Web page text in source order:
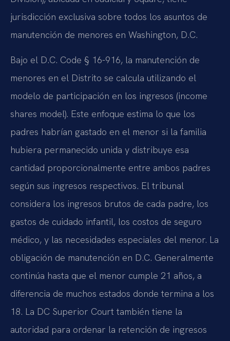
jurisdicción exclusiva sobre todos los asuntos de
manutención de menores en Washington, D.C.
Bajo el D.C. Code § 16-916, la manutención de
menores en el Distrito se calcula utilizando el
modelo de participación en los ingresos (income
shares model). Este enfoque estima lo que los
padres habrían gastado en el menor si la familia
hubiera permanecido unida y distribuye esa
cantidad proporcionalmente entre ambos padres
según sus ingresos respectivos. El tribunal
considera los ingresos brutos de cada padre, los
gastos de cuidado infantil, los costos de seguro
médico, y las necesidades especiales del menor. La
obligación de manutención en D.C. Generalmente
continúa hasta que el menor cumple 21 años, a
diferencia de muchos estados donde termina a los
18. La DC Superior Court también tiene la
autoridad para ordenar la retención de ingresos